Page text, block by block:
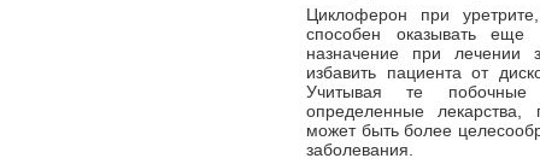
Циклоферон при
способен оказывать
назначение при лечении
избавить пациента от
Учитывая те
определенные
может быть более
заболевания.